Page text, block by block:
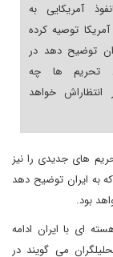
آمریکایی به
توصیه کرده
توضیح دهد در
تحریم ها چه
انتظاراش خواهد
های جدیدی را نیز
به ایران توضیح دهد
بود.
ای با ایران ادامه
می گویند در